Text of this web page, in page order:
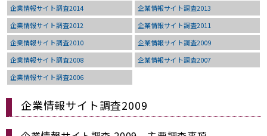
企業情報サイト調査2014
企業情報サイト調査2013
企業情報サイト調査2012
企業情報サイト調査2011
企業情報サイト調査2010
企業情報サイト調査2009
企業情報サイト調査2008
企業情報サイト調査2007
企業情報サイト調査2006
企業情報サイト調査2009